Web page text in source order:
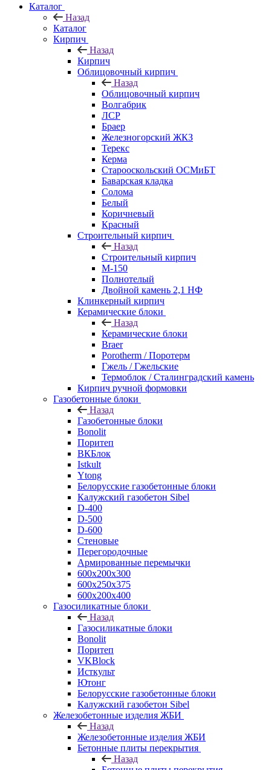
Каталог
Назад
Каталог
Кирпич
Назад
Кирпич
Облицовочный кирпич
Назад
Облицовочный кирпич
Волгабрик
ЛСР
Браер
Железногорский ЖКЗ
Терекс
Керма
Старооскольский ОСМиБТ
Баварская кладка
Солома
Белый
Коричневый
Красный
Строительный кирпич
Назад
Строительный кирпич
М-150
Полнотелый
Двойной камень 2,1 НФ
Клинкерный кирпич
Керамические блоки
Назад
Керамические блоки
Braer
Porotherm / Поротерм
Гжель / Гжельские
Термоблок / Сталинградский камень
Кирпич ручной формовки
Газобетонные блоки
Назад
Газобетонные блоки
Bonolit
Поритеп
ВКБлок
Istkult
Ytong
Белорусские газобетонные блоки
Калужский газобетон Sibel
D-400
D-500
D-600
Стеновые
Перегородочные
Армированные перемычки
600х200х300
600х250х375
600х200х400
Газосиликатные блоки
Назад
Газосиликатные блоки
Bonolit
Поритеп
VKBlock
Исткульт
Ютонг
Белорусские газобетонные блоки
Калужский газобетон Sibel
Железобетонные изделия ЖБИ
Назад
Железобетонные изделия ЖБИ
Бетонные плиты перекрытия
Назад